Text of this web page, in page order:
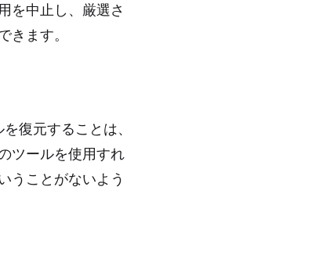
を中止し、厳選さ
きます。
復元することは、
ツールを使用すれ
うことがないよう